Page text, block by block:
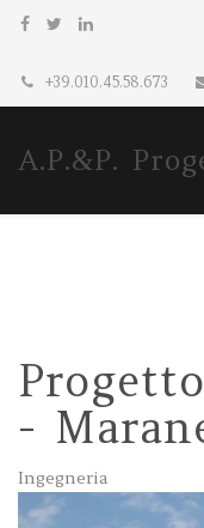
+39.010.45.58.673
A.P.&P.
-
Ingegneria